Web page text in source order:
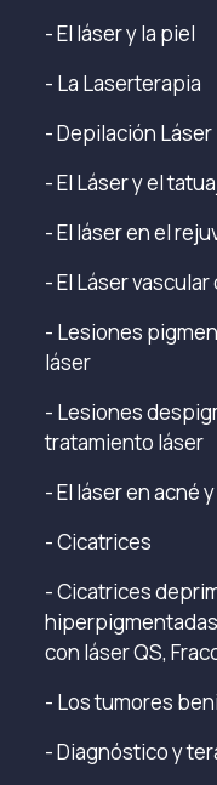
- El láser y la piel
- La Laserterapia
- Depilación Láser
- El Láser y el
- El láser en el
- El Láser vascular
- Lesiones
láser
- Lesiones
tratamiento láser
- El láser en acné
- Cicatrices
- Cicatrices
con láser QS,
- Los tumores
- Diagnóstico y